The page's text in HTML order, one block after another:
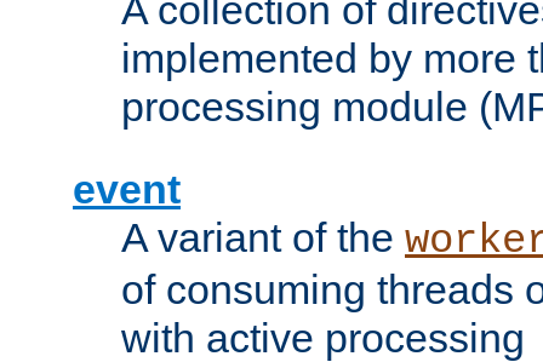
A collection of
implemented by more
processing module
event
A variant of the
of consuming threads
with active processing